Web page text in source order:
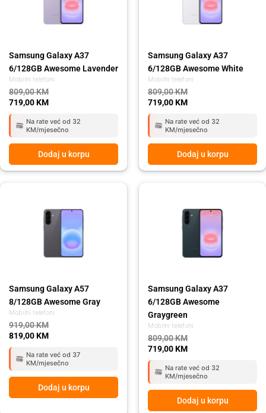
Mobilni telefoni
Samsung Galaxy A37
6/128GB Awesome Lavender
809,00KM
719,00KM
Na rate već od 32
KM/mjesečno
Dodaj u korpu
Mobilni telefoni
Samsung Galaxy A37
6/128GB Awesome White
809,00KM
719,00KM
Na rate već od 32
KM/mjesečno
Dodaj u korpu
Mobilni telefoni
Samsung Galaxy A57
8/128GB Awesome Gray
919,00KM
919,00 KM.
819,00KM
819,00 KM.
Na rate već od 37
KM/mjesečno
Dodaj u korpu
Mobilni telefoni
Samsung Galaxy A37
6/128GB Awesome
Graygreen
809,00KM
809,00 KM.
719,00KM
719,00 KM.
Na rate već od 32
KM/mjesečno
Dodaj u korpu